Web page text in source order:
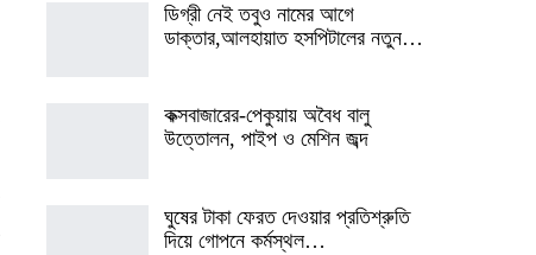
ডিগ্রী নেই তবুও নামের আগে
ডাক্তার,আলহায়াত হসপিটালের নতুন…
কক্সবাজারের-পেকুয়ায় অবৈধ বালু
উত্তোলন, পাইপ ও মেশিন জব্দ
ঘুষের টাকা ফেরত দেওয়ার প্রতিশ্রুতি
দিয়ে গোপনে কর্মস্থল…